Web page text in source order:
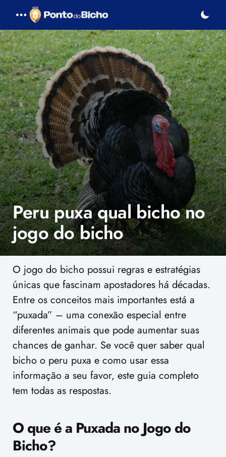
Menu
Peru puxa qual bicho no
jogo do bicho
O jogo do bicho possui regras e estratégias
únicas que fascinam apostadores há décadas.
Entre os conceitos mais importantes está a
“puxada” – uma conexão especial entre
diferentes animais que pode aumentar suas
chances de ganhar. Se você quer saber qual
bicho o peru puxa e como usar essa
informação a seu favor, este guia completo
tem todas as respostas.
O que é a Puxada no Jogo do
Bicho?